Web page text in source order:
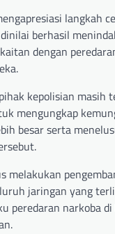
langkah
berhasil
dengan
kepolisian masih
mengungkap
besar serta
melakukan
jaringan yang
peredaran narkoba di